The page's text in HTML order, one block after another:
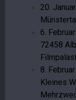
20.
6.
72458
8.
Kleines